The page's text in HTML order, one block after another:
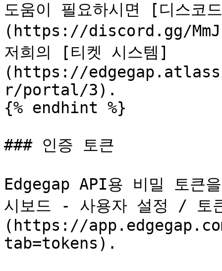
도움이 필요하시면 [디스코
(https://discord.gg/
저희의 [티켓 시스템]
(https://
r/portal/3).
{% endhint %}
### 인증 토큰
Edgegap API용 비밀 토큰
시보드 - 사용자 설정 / 토
(https://
tab=tokens).